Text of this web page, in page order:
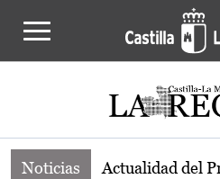
Noticias de la
Noticias Actualidad del